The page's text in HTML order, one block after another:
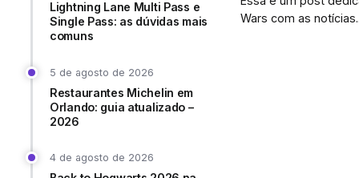
Lightning Lane Multi Pass e
Single Pass: as dúvidas mais
comuns
5 de agosto de 2026
Restaurantes Michelin em
Orlando: guia atualizado –
2026
4 de agosto de 2026
Wars com as